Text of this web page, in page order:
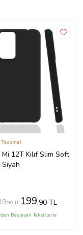
12T Kılıf Slim Soft
,90 TL 199,90 TL
Başlayan Taksitlerle